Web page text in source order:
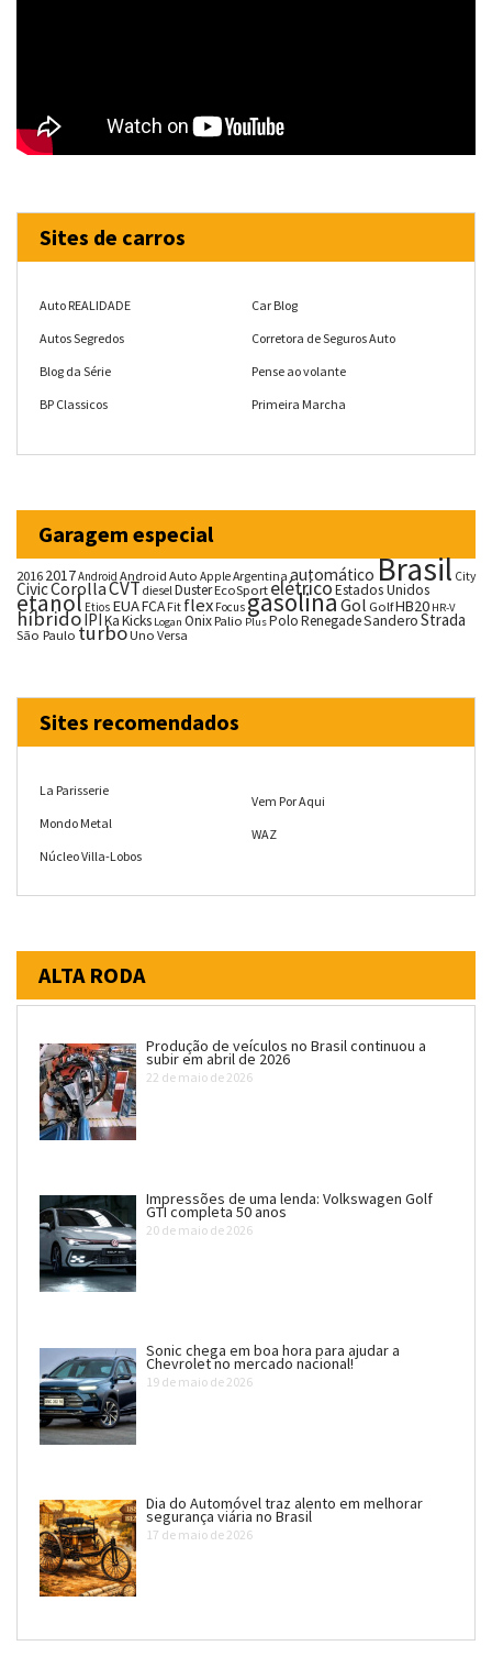
Sites de carros
Auto REALIDADE
Autos Segredos
Blog da Série
BP Classicos
Car Blog
Corretora de Seguros Auto
Pense ao volante
Primeira Marcha
Garagem especial
20162017Android Android Auto AppleArgentina automáticoBrasil City
CivicCorollaCVTdieselDusterEcoSportelétricoEstados Unidos
etanol Etios EUAFCA Fit flex FocusgasolinaGol GolfHB20 HR-V
híbridoIPIKaKicks Logan OnixPalio PlusPoloRenegadeSanderoStrada
São Paulo turboUno Versa
Sites recomendados
La Parisserie
Mondo Metal
Núcleo Villa-Lobos
Vem Por Aqui
WAZ
ALTA RODA
Produção de veículos no Brasil continuou a
subir em abril de 2026
22 de maio de 2026
Impressões de uma lenda: Volkswagen Golf
GTI completa 50 anos
20 de maio de 2026
Sonic chega em boa hora para ajudar a
Chevrolet no mercado nacional!
19 de maio de 2026
Dia do Automóvel traz alento em melhorar
segurança viária no Brasil
17 de maio de 2026